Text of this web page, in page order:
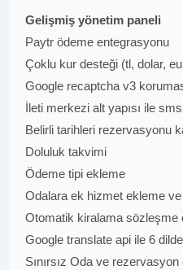
Gelişmiş yönetim paneli
Paytr ödeme entegrasyonu
Çoklu kur desteği (tl, dolar,
Google recaptcha v3
İleti merkezi alt yapısı ile
Belirli tarihleri rezervasyonu
Doluluk takvimi
Ödeme tipi ekleme
Odalara ek hizmet ekleme
Otomatik kiralama sözleşme
Google translate api ile 6
Sınırsız Oda ve